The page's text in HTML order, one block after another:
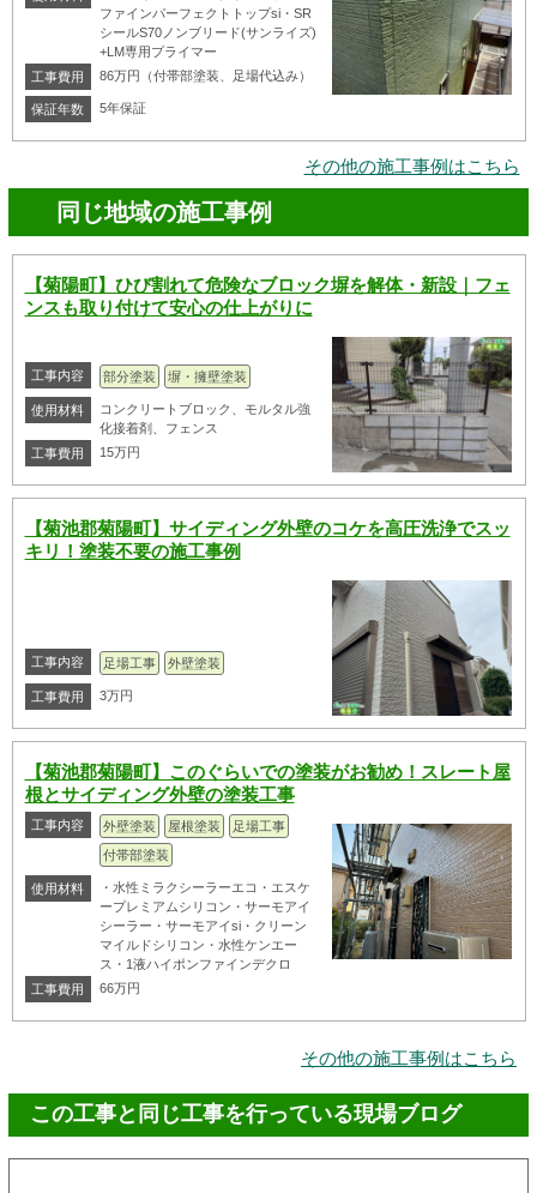
ファインパーフェクトトップsi・SR
シールS70ノンブリード(サンライズ)
+LM専用プライマー
工事費用
86万円（付帯部塗装、足場代込み）
保証年数 5年保証
その他の施工事例はこちら
同じ地域の施工事例
【菊陽町】ひび割れて危険なブロック塀を解体・新設｜フェ
ンスも取り付けて安心の仕上がりに
工事内容 部分塗装 塀・擁壁塗装
使用材料
コンクリートブロック、モルタル強
化接着剤、フェンス
工事費用
15万円
【菊池郡菊陽町】サイディング外壁のコケを高圧洗浄でスッ
キリ！塗装不要の施工事例
工事内容 足場工事 外壁塗装
工事費用 3万円
【菊池郡菊陽町】このぐらいでの塗装がお勧め！スレート屋
根とサイディング外壁の塗装工事
工事内容 外壁塗装 屋根塗装
足場工事
付帯部塗装
使用材料
・水性ミラクシーラーエコ・エスケ
ープレミアムシリコン・サーモアイ
シーラー・サーモアイsi・クリーン
マイルドシリコン・水性ケンエー
ス・1液ハイポンファインデクロ
工事費用
66万円
その他の施工事例はこちら
この工事と同じ工事を行っている現場ブログ